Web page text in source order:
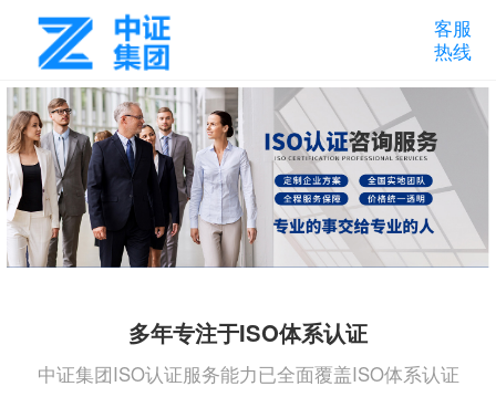
客服
热线
多年专注于ISO体系认证
中证集团ISO认证服务能力已全面覆盖ISO体系认证